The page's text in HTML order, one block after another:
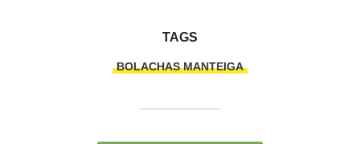
TAGS
BOLACHAS MANTEIGA